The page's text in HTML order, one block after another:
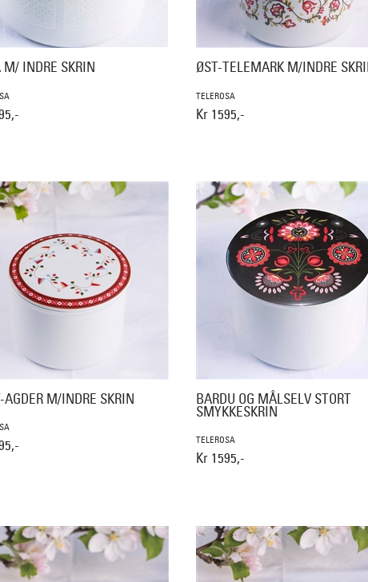
M/ INDRE SKRIN ØST-TELEMARK M/INDRE
TELEROSA
Kr 1595,-
AGDER M/INDRE SKRIN BARDU OG MÅLSELV STORT
SMYKKESKRIN
TELEROSA
Kr 1595,-